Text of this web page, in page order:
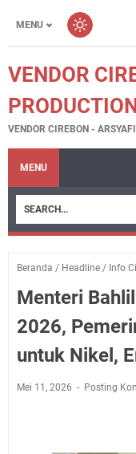
MENU
VENDOR
VENDOR CIREBON -
MENU
Beranda / Headline / Info
Menteri
2026,
untuk Nikel,
Mei 11, 2026 Posting